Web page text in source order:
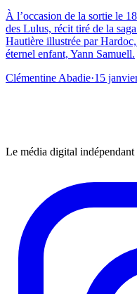
À l’occasion de la sortie le
des Lulus, récit tiré de la
Hautière illustrée par
éternel enfant, Yann Samuell.
Clémentine Abadie·15
Le média digital